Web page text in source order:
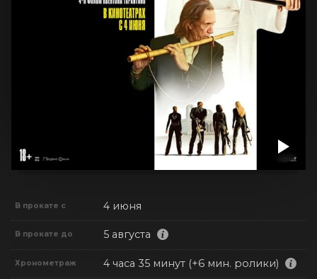
В прокате с 4 июня
В прокате до 5 августа
Хронометраж 4 часа 35 минут (+6 мин. ролики)